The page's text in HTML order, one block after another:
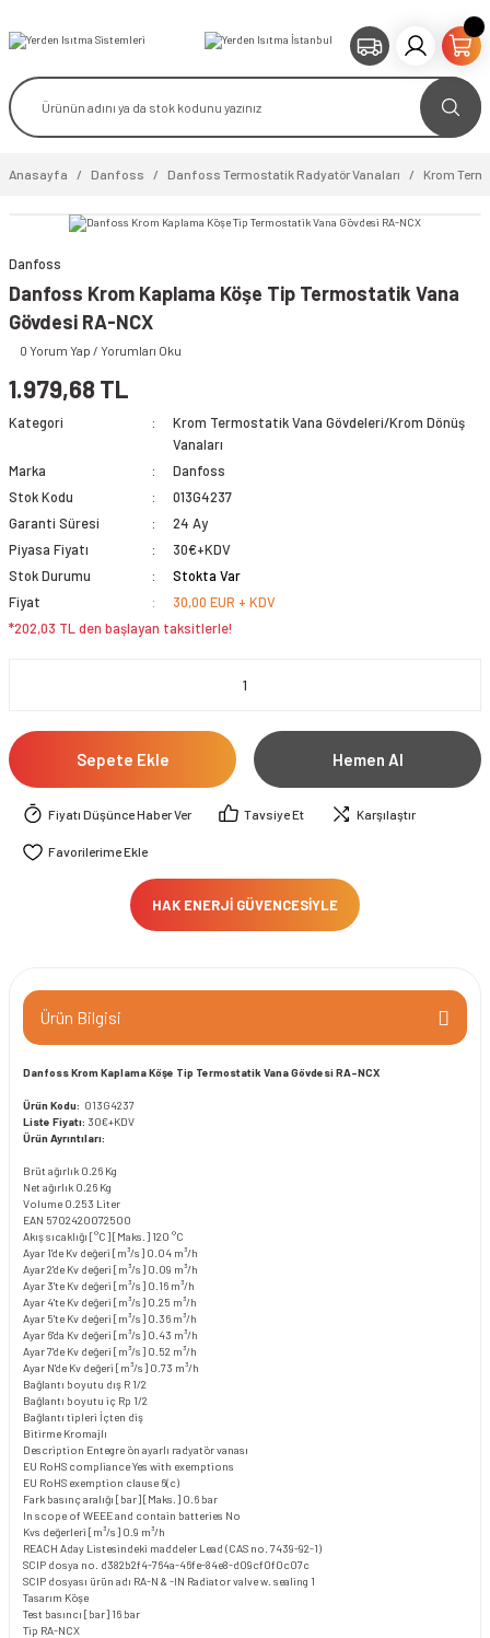
Anasayfa Danfoss Danfoss Termostatik Radyatör Vanaları Krom
Danfoss
Danfoss Krom Kaplama Köşe Tip Termostatik Vana
Gövdesi RA-NCX
0 Yorum Yap / Yorumları Oku
1.979,68 TL
Kategori
Krom Termostatik Vana Gövdeleri/Krom Dönüş
Vanaları
Marka
Danfoss
Stok Kodu
013G4237
Garanti Süresi
24 Ay
Piyasa Fiyatı
30€+KDV
Stok Durumu
Stokta Var
Fiyat
30,00 EUR + KDV
*202,03 TL den başlayan taksitlerle!
Sepete Ekle Hemen Al
Fiyatı Düşünce Haber Ver Tavsiye Et Karşılaştır
HAK ENERJİ GÜVENCESİYLE
Ürün Bilgisi
Danfoss Krom Kaplama Köşe Tip Termostatik Vana Gövdesi RA-NCX
Ürün Kodu: 013G4237
Liste Fiyatı: 30€+KDV
Ürün Ayrıntıları:
Brüt ağırlık 0.26 Kg
Net ağırlık 0.26 Kg
Volume 0.253 Liter
EAN 5702420072500
Akış sıcaklığı [°C] [Maks.] 120 °C
Ayar 1'de Kv değeri [m³/s] 0.04 m³/h
Ayar 2'de Kv değeri [m³/s] 0.09 m³/h
Ayar 3'te Kv değeri [m³/s] 0.16 m³/h
Ayar 4'te Kv değeri [m³/s] 0.25 m³/h
Ayar 5'te Kv değeri [m³/s] 0.36 m³/h
Ayar 6'da Kv değeri [m³/s] 0.43 m³/h
Ayar 7'de Kv değeri [m³/s] 0.52 m³/h
Ayar N'de Kv değeri [m³/s] 0.73 m³/h
Bağlantı boyutu dış R 1/2
Bağlantı boyutu iç Rp 1/2
Bağlantı tipleri İçten diş
Bitirme Kromajlı
Description Entegre ön ayarlı radyatör vanası
EU RoHS complianceYes with exemptions
EU RoHS exemption clause 6(c)
Fark basınç aralığı [bar] [Maks.] 0.6 bar
In scope of WEEE and contain batteries No
Kvs değerleri [m³/s] 0.9 m³/h
REACH Aday Listesindeki maddeler Lead (CAS no. 7439-92-1)
SCIP dosya no. d382b2f4-764a-46fe-84e8-d09cf0f0c07c
SCIP dosyası ürün adı RA-N & -IN Radiator valve w. sealing 1
Tasarım Köşe
Test basıncı [bar] 16 bar
Tip RA-NCX